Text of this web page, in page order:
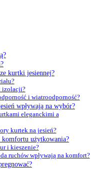
kurtki jesiennej?
izolacji?
i wiatroodporność?
wpływają na wybór?
eleganckimi a
kurtek na jesień?
komfortu użytkowania?
i kieszenie?
ruchów wpływają na komfort?